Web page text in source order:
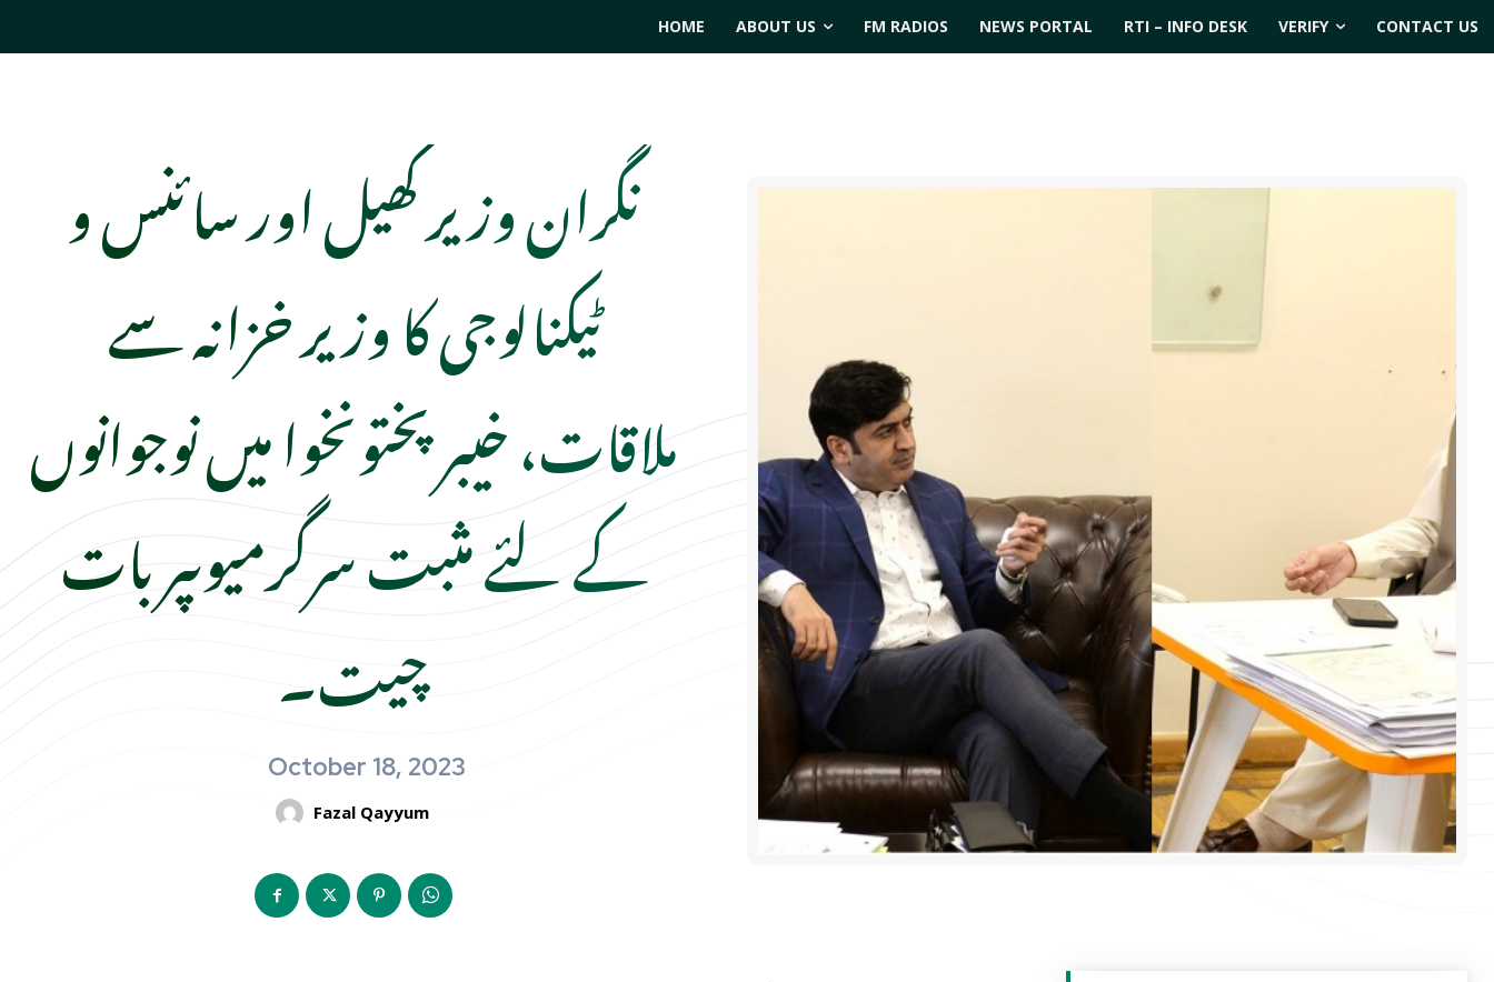
HOME ABOUT US FM RADIOS NEWS PORTAL RTI – INFO DESK VERIFY CONTACT US
نگران وزیر کھیل اور سائنس و
ٹیکنالوجی کا وزیر خزانہ سے
ملاقات، خیبر پختونخوا میں نوجوانوں
کے لئے مثبت سرگرمیوںپر بات
چیت۔
October 18, 2023
Fazal Qayyum